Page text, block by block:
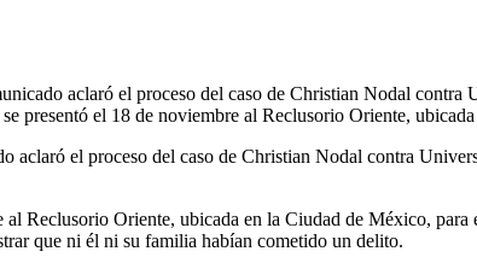
aclaró el proceso del caso de Christian Nodal
presentó el 18 de noviembre al Reclusorio Oriente,
el proceso del caso de Christian Nodal contra
Reclusorio Oriente, ubicada en la Ciudad de México,
que ni él ni su familia habían cometido un delito.